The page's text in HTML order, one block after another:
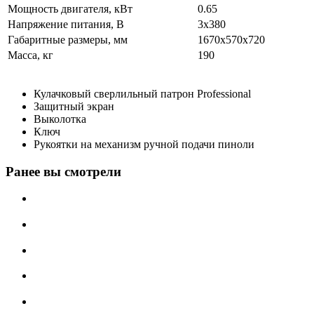
Мощность двигателя, кВт
0.65
Напряжение питания, В
3x380
Габаритные размеры, мм
1670x570x720
Масса, кг
190
Кулачковый сверлильный патрон Professional
Защитный экран
Выколотка
Ключ
Рукоятки на механизм ручной подачи пиноли
Ранее вы смотрели